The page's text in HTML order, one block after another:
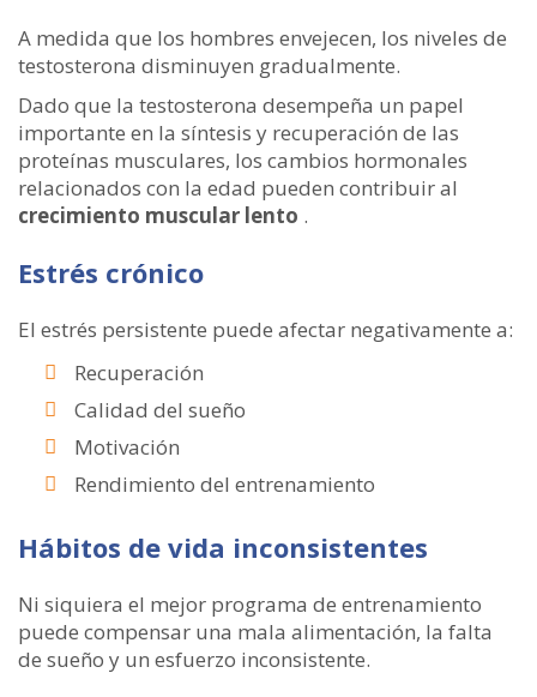
A medida que los hombres envejecen, los niveles de
testosterona disminuyen gradualmente.
Dado que la testosterona desempeña un papel
importante en la síntesis y recuperación de las
proteínas musculares, los cambios hormonales
relacionados con la edad pueden contribuir al
crecimiento muscular lento .
Estrés crónico
El estrés persistente puede afectar negativamente a:
Recuperación
Calidad del sueño
Motivación
Rendimiento del entrenamiento
Hábitos de vida inconsistentes
Ni siquiera el mejor programa de entrenamiento
puede compensar una mala alimentación, la falta
de sueño y un esfuerzo inconsistente.